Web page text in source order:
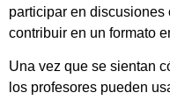
participar en discusiones
contribuir en un formato
Una vez que se sientan
los profesores pueden